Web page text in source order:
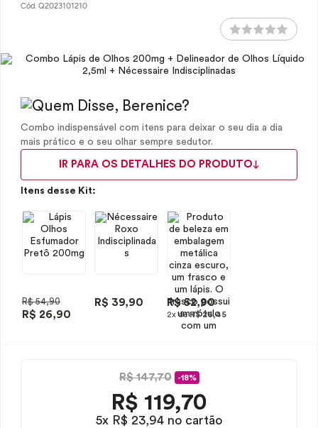
Cód. Q2023101210
Combo indispensável com itens para deixar o seu dia a dia
mais prático e o seu olhar sempre sedutor.
IR PARA OS DETALHES DO PRODUTO
Itens desse Kit:
R$ 54,90
R$ 26,90
R$ 39,90 R$ 52,90
2x deR$ 26,45
R$ 147,70 -18%
R$ 119,70
5x R$ 23,94 no cartão